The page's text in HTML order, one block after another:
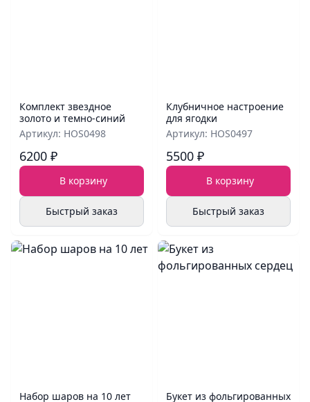
Комплект звездное
золото и темно-синий
Артикул: HOS0498
6200 ₽
В корзину
Быстрый заказ
Клубничное настроение
для ягодки
Артикул: HOS0497
5500 ₽
В корзину
Быстрый заказ
Набор шаров на 10 лет
Букет из фольгированных